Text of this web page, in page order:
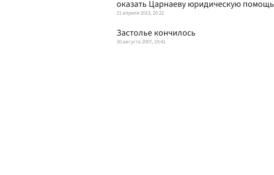
оказать Царнаеву юридическую помощь
21 апреля 2013, 20:22
Застолье кончилось
30 августа 2007, 19:41